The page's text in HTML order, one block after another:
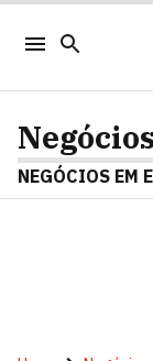
Negócios
NEGÓCIOS EM